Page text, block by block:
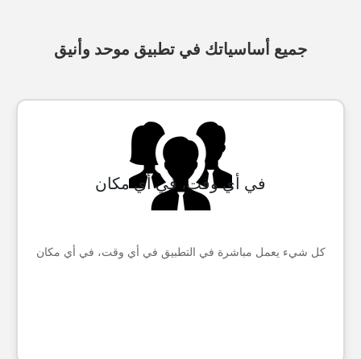
جميع أساسياتك في تطبيق موحد وأنيق
في أي وقت، في أي مكان
كل شيء يعمل مباشرة في التطبيق في أي وقت، في أي مكان